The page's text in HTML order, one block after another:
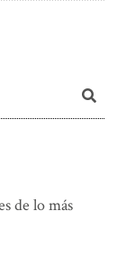
de lo más